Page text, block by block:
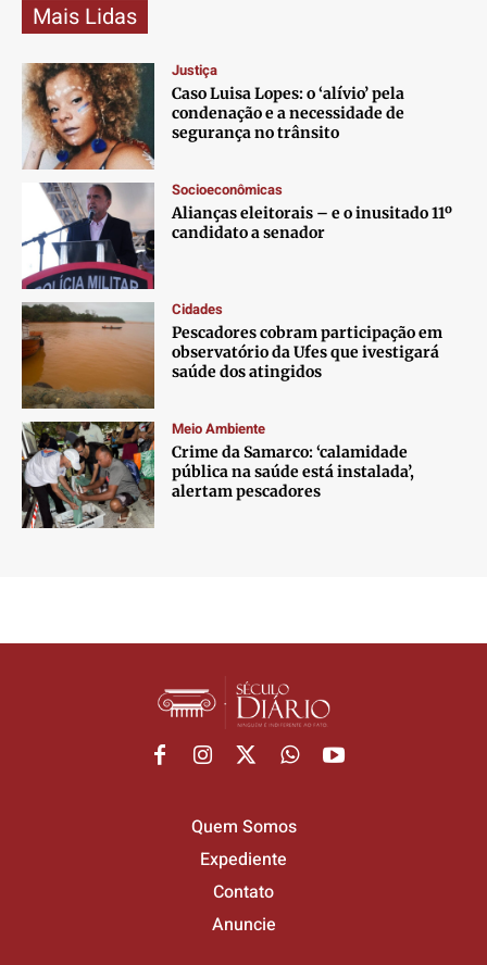
Mais Lidas
Justiça
Caso Luisa Lopes: o ‘alívio’ pela
condenação e a necessidade de
segurança no trânsito
Socioeconômicas
Alianças eleitorais – e o inusitado 11º
candidato a senador
Cidades
Pescadores cobram participação em
observatório da Ufes que ivestigará
saúde dos atingidos
Meio Ambiente
Crime da Samarco: ‘calamidade
pública na saúde está instalada’,
alertam pescadores
Quem Somos
Expediente
Contato
Anuncie